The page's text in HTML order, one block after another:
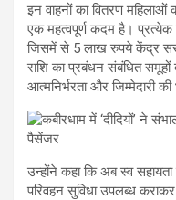
इन वाहनों का वितरण
एक महत्वपूर्ण कदम है।
जिसमें से 5 लाख रुपये केंद्र
राशि का प्रबंधन संबंधित समूहों
आत्मनिर्भरता और जिम्मेदारी की
उन्होंने कहा कि अब स्व सहायता
परिवहन सुविधा उपलब्ध